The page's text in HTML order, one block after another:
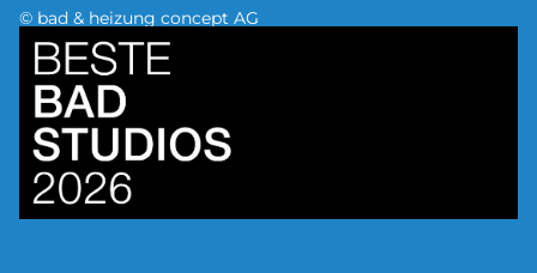
© bad & heizung concept AG